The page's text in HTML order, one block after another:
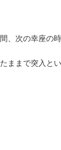
、次の幸座の時
まで突入と